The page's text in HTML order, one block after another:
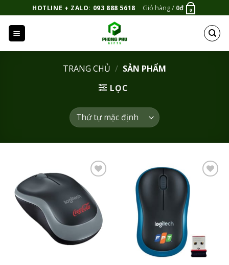
qua
dung
HOTLINE + ZALO: 093 888 5618 Giỏ hàng / 0₫ 0
TRANG CHỦ / SẢN PHẨM
LỌC
Wishlist